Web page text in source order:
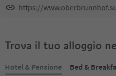
https://
Trova il tuo alloggio
Hotel & Pensione Bed &